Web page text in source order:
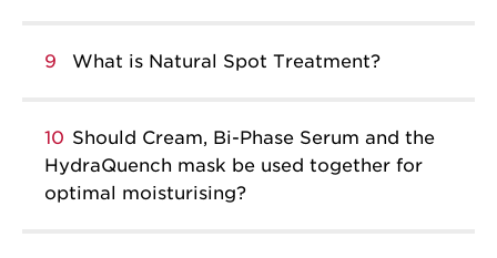
9 What is Natural Spot Treatment?
10 Should Cream, Bi-Phase Serum and the
HydraQuench mask be used together for
optimal moisturising?